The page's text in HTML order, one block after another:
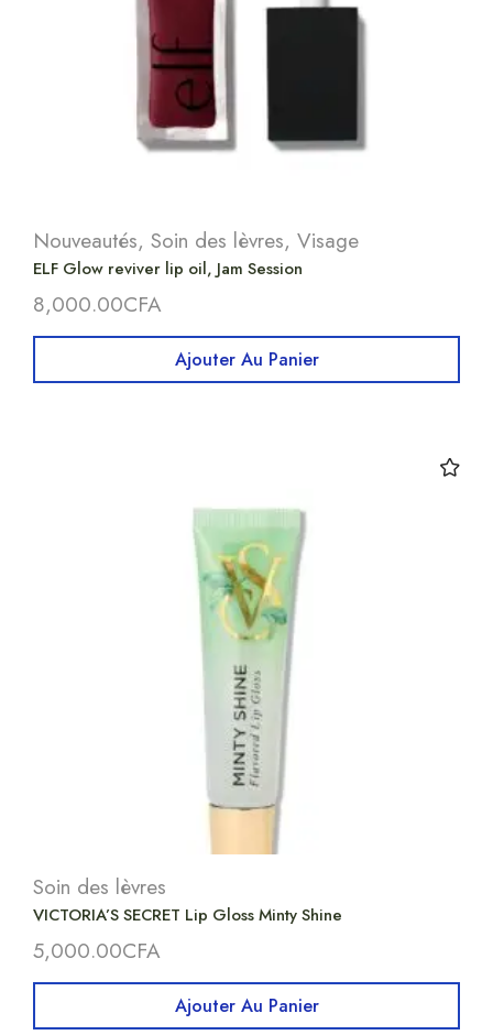
Nouveautés, Soin des lèvres, Visage
ELF Glow reviver lip oil, Jam Session
8,000.00CFA
Ajouter Au Panier
Soin des lèvres
VICTORIA’S SECRET Lip Gloss Minty Shine
5,000.00CFA
Ajouter Au Panier